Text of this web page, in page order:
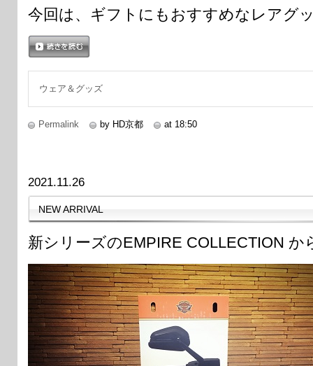
今回は、ギフトにもおすすめなレアグ
ウェア＆グッズ
Permalink by HD京都 at 18:50
2021.11.26
NEW ARRIVAL
新シリーズのEMPIRE COLLECTION か